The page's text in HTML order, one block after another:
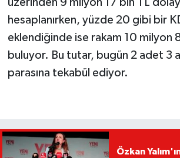
hesaplanırken, yüzde 20 gibi bir
eklendiğinde ise rakam 10 milyon
buluyor. Bu tutar, bugün 2 adet 3
parasına tekabül ediyor.
Özkan